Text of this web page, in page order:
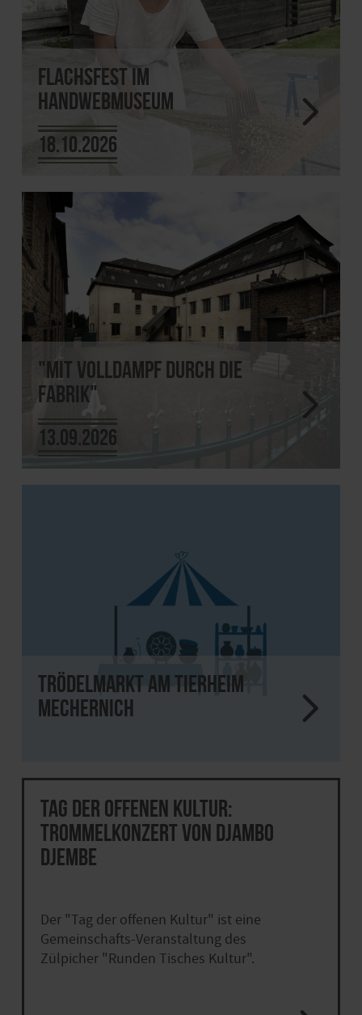
Flachsfest im
Handwebmuseum
18.10.2026
"Mit Volldampf durch die
Fabrik"
13.09.2026
Trödelmarkt am Tierheim
Mechernich
Tag der offenen Kultur:
Trommelkonzert von Djambo
Djembe
Der "Tag der offenen Kultur" ist eine
Gemeinschafts-Veranstaltung des
Zülpicher "Runden Tisches Kultur".